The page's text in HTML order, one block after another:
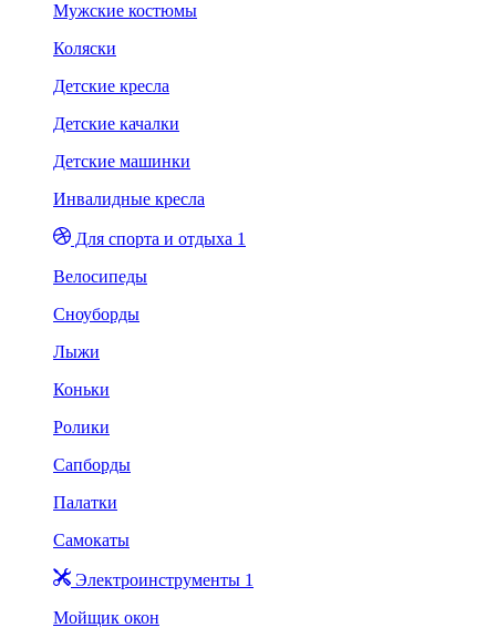
Мужские костюмы
Коляски
Детские кресла
Детские качалки
Детские машинки
Инвалидные кресла
Для спорта и отдыха 1
Велосипеды
Сноуборды
Лыжи
Коньки
Ролики
Сапборды
Палатки
Самокаты
Электроинструменты 1
Мойщик окон